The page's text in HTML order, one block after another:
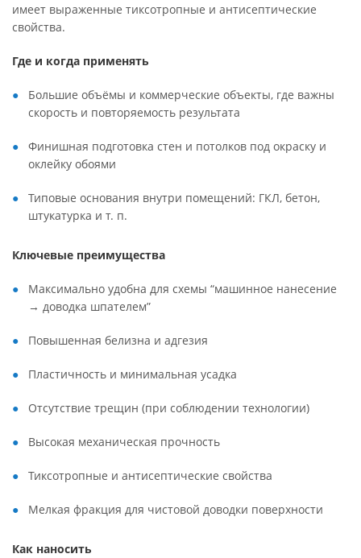
имеет выраженные тиксотропные и антисептические
свойства.
Где и когда применять
Большие объёмы и коммерческие объекты, где важны
скорость и повторяемость результата
Финишная подготовка стен и потолков под окраску и
оклейку обоями
Типовые основания внутри помещений: ГКЛ, бетон,
штукатурка и т. п.
Ключевые преимущества
Максимально удобна для схемы “машинное нанесение
→ доводка шпателем”
Повышенная белизна и адгезия
Пластичность и минимальная усадка
Отсутствие трещин (при соблюдении технологии)
Высокая механическая прочность
Тиксотропные и антисептические свойства
Мелкая фракция для чистовой доводки поверхности
Как наносить